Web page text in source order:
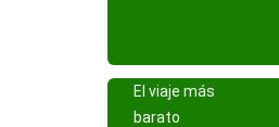
El viaje más
barato